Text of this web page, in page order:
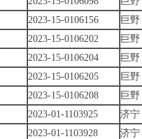
2023-15-0106156
巨野
2023-15-0106202
巨野
2023-15-0106204
巨野
2023-15-0106205
巨野
2023-15-0106208
巨野
2023-01-1103925
济宁
2023-01-1103928
济宁